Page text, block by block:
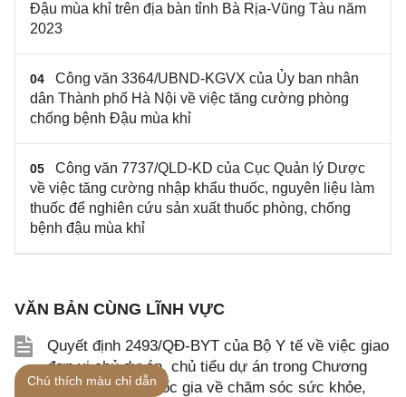
Đậu mùa khỉ trên địa bàn tỉnh Bà Rịa-Vũng Tàu năm
2023
04
Công văn 3364/UBND-KGVX của Ủy ban nhân
dân Thành phố Hà Nội về việc tăng cường phòng
chống bệnh Đậu mùa khỉ
05
Công văn 7737/QLD-KD của Cục Quản lý Dược
về việc tăng cường nhập khẩu thuốc, nguyên liệu làm
thuốc để nghiên cứu sản xuất thuốc phòng, chống
bệnh đậu mùa khỉ
VĂN BẢN CÙNG LĨNH VỰC
Quyết định 2493/QĐ-BYT của Bộ Y tế về việc giao
đơn vị chủ dự án, chủ tiểu dự án trong Chương
trình mục tiêu quốc gia về chăm sóc sức khỏe,
Chú thích màu chỉ dẫn